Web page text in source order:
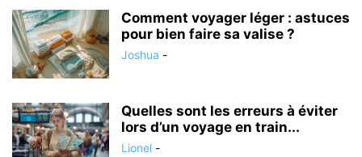
Comment voyager léger : astuces
pour bien faire sa valise ?
Joshua -
Quelles sont les erreurs à éviter
lors d’un voyage en train...
Lionel -